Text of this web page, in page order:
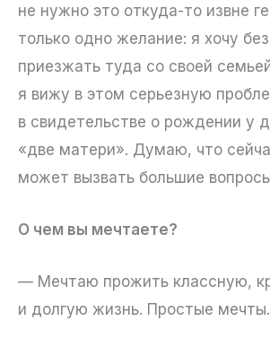
не нужно это откуда-то извне
только одно желание: я хочу
приезжать туда со своей
я вижу в этом серьезную
в свидетельстве о рождении у
«две матери». Думаю, что
может вызвать большие
О чем вы мечтаете?
— Мечтаю прожить классную,
и долгую жизнь. Простые мечты.